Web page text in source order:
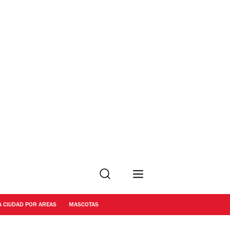
Buscar
CIUDAD POR AREAS MASCOTAS